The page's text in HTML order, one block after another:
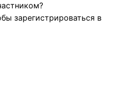
зарегистрироваться в